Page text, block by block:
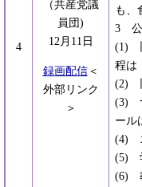
4
（共産党議
員団)
12月11日
録画配信＜
外部リンク
＞
も、
3 公
(1)
程は
(2)
(3)
ール
(4)
(5)
(6)